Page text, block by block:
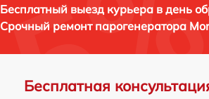
Бесплатный выезд курьера в день
Срочный ремонт парогенератора
Бесплатная